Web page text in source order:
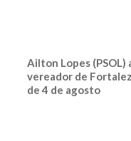
Ailton Lopes (PSOL)
vereador de
de 4 de agosto